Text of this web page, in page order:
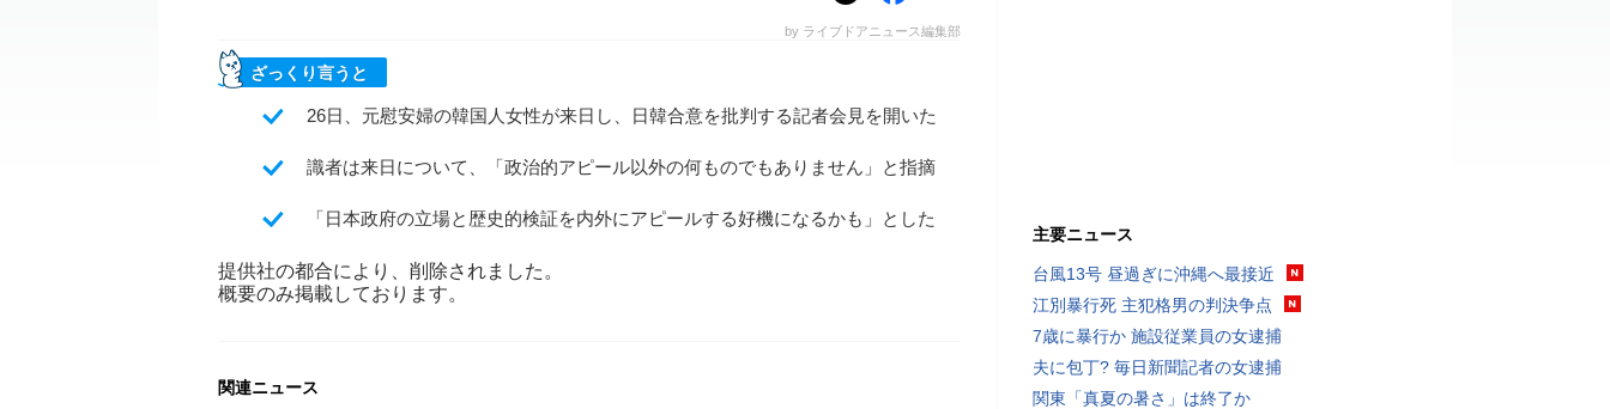
by ライブドアニュース編集部
ざっくり言うと
26日、元慰安婦の韓国人女性が来日し、日韓合意を批判する記者会見を開いた
識者は来日について、「政治的アピール以外の何ものでもありません」と指摘
「日本政府の立場と歴史的検証を内外にアピールする好機になるかも」とした
提供社の都合により、削除されました。
概要のみ掲載しております。
関連ニュース
主要ニュース
台風13号 昼過ぎに沖縄へ最接近
江別暴行死 主犯格男の判決争点
7歳に暴行か 施設従業員の女逮捕
夫に包丁? 毎日新聞記者の女逮捕
関東「真夏の暑さ」は終了か